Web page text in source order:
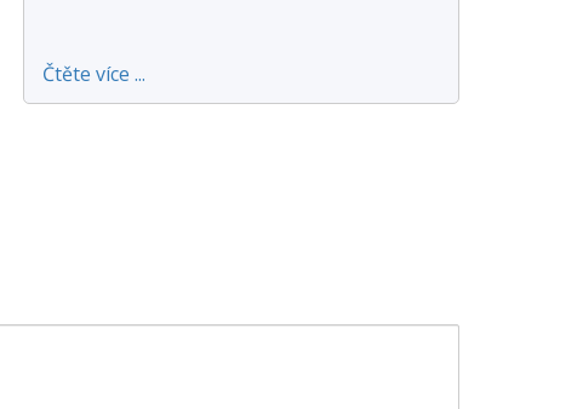
Čtěte více ...